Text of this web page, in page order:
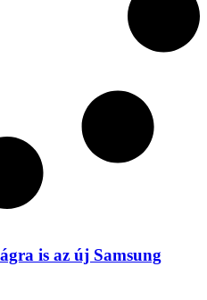
is az új Samsung